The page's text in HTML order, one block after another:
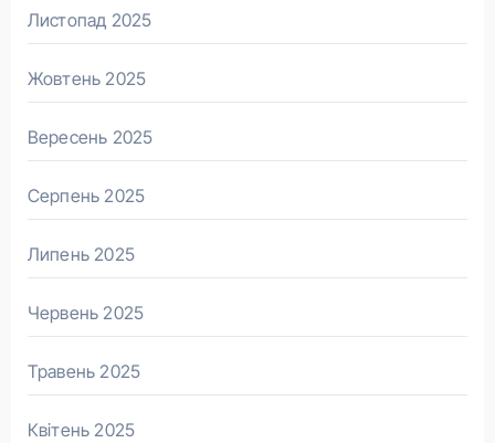
Листопад 2025
Жовтень 2025
Вересень 2025
Серпень 2025
Липень 2025
Червень 2025
Травень 2025
Квітень 2025